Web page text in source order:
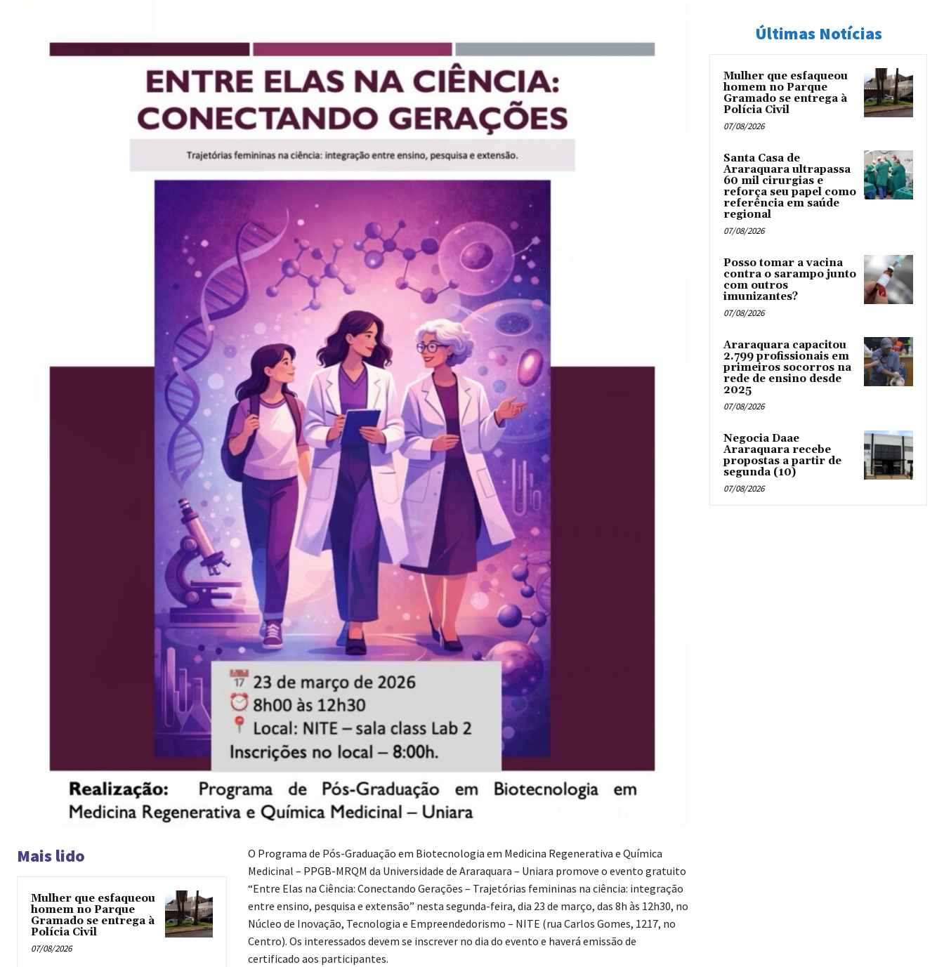
Mais lido
Mulher que esfaqueou
homem no Parque
Gramado se entrega à
Polícia Civil
07/08/2026
O Programa de Pós-Graduação em Biotecnologia em Medicina Regenerativa e Química
Medicinal – PPGB-MRQM da Universidade de Araraquara – Uniara promove o evento gratuito
“Entre Elas na Ciência: Conectando Gerações – Trajetórias femininas na ciência: integração
entre ensino, pesquisa e extensão” nesta segunda-feira, dia 23 de março, das 8h às 12h30, no
Núcleo de Inovação, Tecnologia e Empreendedorismo – NITE (rua Carlos Gomes, 1217, no
Centro). Os interessados devem se inscrever no dia do evento e haverá emissão de
certificado aos participantes.
Últimas Notícias
Mulher que esfaqueou
homem no Parque
Gramado se entrega à
Polícia Civil
07/08/2026
Santa Casa de
Araraquara ultrapassa
60 mil cirurgias e
reforça seu papel como
referência em saúde
regional
07/08/2026
Posso tomar a vacina
contra o sarampo junto
com outros
imunizantes?
07/08/2026
Araraquara capacitou
2.799 profissionais em
primeiros socorros na
rede de ensino desde
2025
07/08/2026
Negocia Daae
Araraquara recebe
propostas a partir de
segunda (10)
07/08/2026